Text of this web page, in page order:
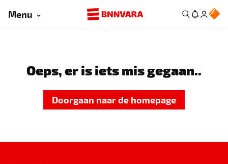
Menu
Oeps, er is iets mis gegaan..
Doorgaan naar de homepage